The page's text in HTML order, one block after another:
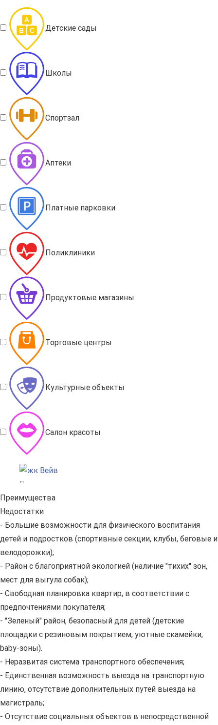
Детские сады
Школы
Спортзал
Аптеки
Платные парковки
Поликлиники
Продуктовые магазины
Торговые центры
Культурные объекты
Салон красоты
Преимущества
Недостатки
- Большие возможности для физического воспитания
детей и подростков (спортивные секции, клубы, беговые и
велодорожки);
- Район с благоприятной экологией (наличие "тихих" зон,
мест для выгула собак);
- Свободная планировка квартир, в соответствии с
предпочтениями покупателя;
- "Зеленый" район, безопасный для детей (детские
площадки с резиновым покрытием, уютные скамейки,
baby-зоны).
- Неразвитая система транспортного обеспечения;
- Единственная возможность выезда на транспортную
линию, отсутствие дополнительных путей выезда на
магистраль;
- Отсутствие социальных объектов в непосредственной